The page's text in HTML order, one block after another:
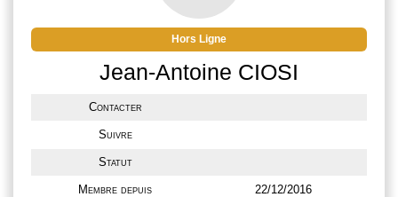
Hors Ligne
Jean-Antoine CIOSI
Contacter
Suivre
Statut
Membre depuis 22/12/2016